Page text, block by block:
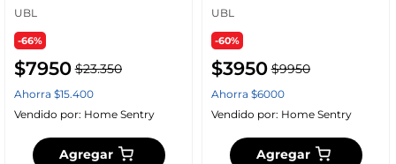
UBL
-66%
$7950 $23.350
Ahorra $15.400
Vendido por: Home Sentry
Agregar
UBL
-60%
$3950 $9950
Ahorra $6000
Vendido por: Home Sentry
Agregar